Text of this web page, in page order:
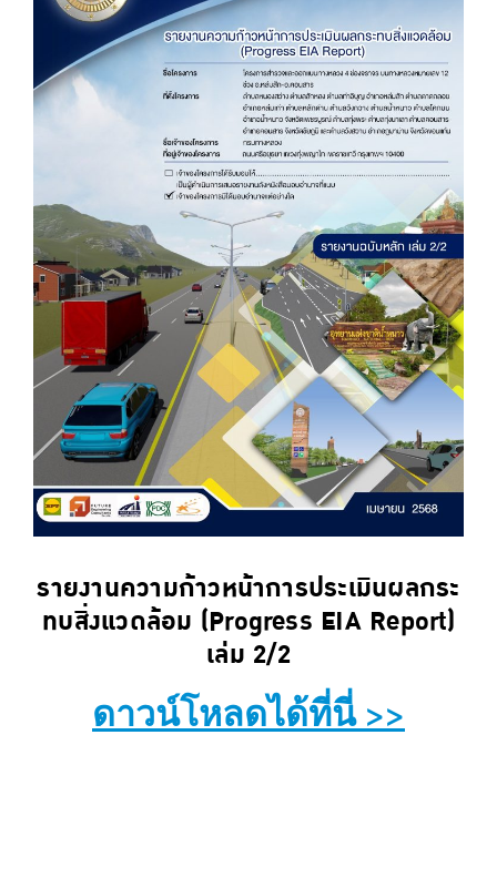
รายงานความก้าวหน้าการประเมินผลกระ
ทบสิ่งแวดล้อม (Progress EIA Report)
เล่ม 2/2
ดาวน์โหลดได้ที่นี่ >>